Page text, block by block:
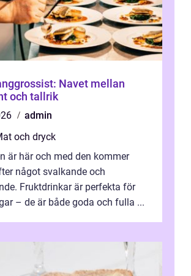
Navet mellan
och tallrik
admin
och dryck
är här och med den kommer
något svalkande och
Fruktdrinkar är perfekta för
– de är både goda och fulla ...